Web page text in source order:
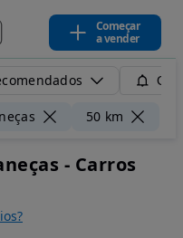
Começar
a vender
50 km
- Carros